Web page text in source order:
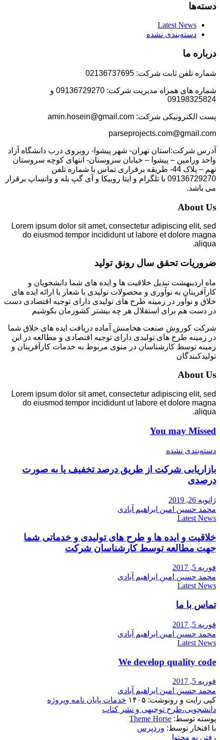
دسته‌ها
Latest News
دسته‌بندی نشده
درباره ما
شماره تلفن ثابت شرکت: 02136737695
شماره های همراه مدیریت شرکت: 09136729270 و
09198325824
پست الکترونیکی شرکت: amin.hosein@gmail.com
parseprojects.com@gmail.com
آدرس شرکت:استان تهران- شهر پیشوا- روبروی درب دانشگاه آزاد
واحد ورامین – پیشوا – خیابان سروستان- انتهای کوچه سروستان
نهم – پلاک 44- طریقه برقراری تماس با شماره تلفن
09136729270 با تلگرام و ایتا روبیکا و آی گپ بله و واتساپ برقرار
می باشد.
About Us
Lorem ipsum dolor sit amet, consectetur adipiscing elit, sed
do eiusmod tempor incididunt ut labore et dolore magna
aliqua.
ضروریات تحقق سال رونق تولید
ماه اردیبهشت تبدیل خلاقیت ها و ایده های شما دانشجویان و
کارآفرینان به نوآوری و محصولات تولیدی با شعار با ارائه ایده های
خلاق و نوآور در زمینه طرح های تولیدی دارای توجیه اقتصادی دست
در دست هم برای استقلال هر چه بیشتر کشورمان بکوشیم
شرکت کوروش صنعت هخامنش آماده دریافت ایده های خلاق شما
در زمینه طرح های تولیدی دارای توجیه اقتصادی و مطالعه در این
زمینه توسط کارشناسان در منوی مربوط به خدمات کارآفرینان و
تولیدکنندگان
About Us
Lorem ipsum dolor sit amet, consectetur adipiscing elit, sed
do eiusmod tempor incididunt ut labore et dolore magna
aliqua.
You may Missed
دسته‌بندی نشده
بازاریابی شرکت از طریق درصد تخفیف یا به صورت
درصدی
ژانویه 26, 2019
محمد حسین امین ابراهیم آبادی
Latest News
خلاقیت و ایده ها و طرح های تولیدی و خدماتی شما
جهت مطالعه توسط کارشناسان شرکت
فوریه 5, 2017
محمد حسین امین ابراهیم آبادی
Latest News
تماس با ما
فوریه 5, 2017
محمد حسین امین ابراهیم آبادی
Latest News
We develop quality code
فوریه 5, 2017
محمد حسین امین ابراهیم آبادی
کپی رایت و رونوشت: ۱۴۰۵
خدمات پایان نامه وپروژه
دانشجویی،طرح توجیهی و نشر کتاب
پوسته توسط: Theme Horse
با افتخار توسط: وردپرس
رفتن به محتوا